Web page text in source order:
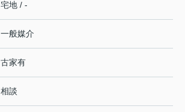
宅地 / -
一般媒介
古家有
相談